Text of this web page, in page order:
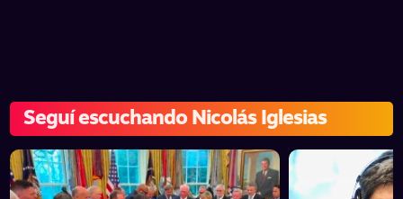
Seguí escuchando Nicolás Iglesias